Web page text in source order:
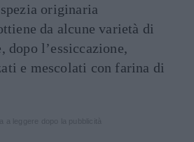
originaria
da alcune varietà di
dopo l’essiccazione,
e mescolati con farina di